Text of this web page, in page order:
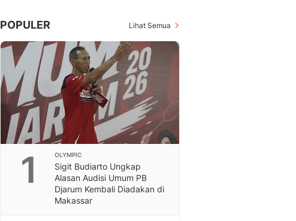
POPULER Lihat Semua
1 OLYMPIC
Sigit Budiarto Ungkap
Alasan Audisi Umum PB
Djarum Kembali Diadakan di
Makassar